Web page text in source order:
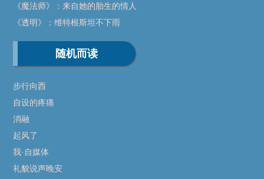
《魔法师》：来自她的胎生的情人
《透明》：维特根斯坦不下雨
随机而读
步行向西
自设的疼痛
消融
起风了
我·自媒体
礼貌说声晚安